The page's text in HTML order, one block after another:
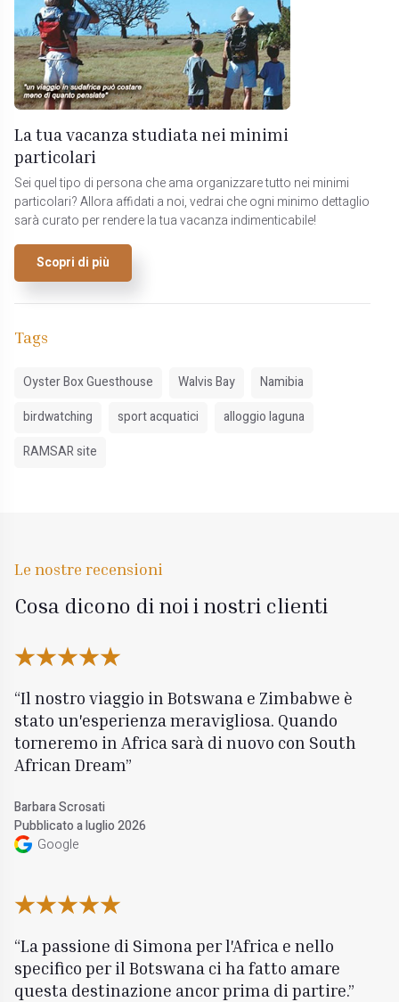
La tua vacanza studiata nei minimi
particolari
Sei quel tipo di persona che ama organizzare tutto nei minimi
particolari? Allora affidati a noi, vedrai che ogni minimo dettaglio
sarà curato per rendere la tua vacanza indimenticabile!
Scopri di più
Tags
Oyster Box Guesthouse Walvis Bay
Namibia
birdwatching
sport acquatici
alloggio laguna
RAMSAR site
Le nostre recensioni
Cosa dicono di noi i nostri clienti
Il nostro viaggio in Botswana e Zimbabwe è
stato un'esperienza meravigliosa. Quando
torneremo in Africa sarà di nuovo con South
African Dream
Barbara Scrosati
Pubblicato a luglio 2026
Google
La passione di Simona per l'Africa e nello
specifico per il Botswana ci ha fatto amare
questa destinazione ancor prima di partire.